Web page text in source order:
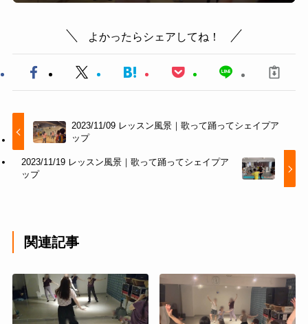
よかったらシェアしてね！
2023/11/09 レッスン風景｜歌って踊ってシェイプア
ップ
2023/11/19 レッスン風景｜歌って踊ってシェイプア
ップ
関連記事